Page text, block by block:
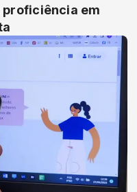
proficiência em